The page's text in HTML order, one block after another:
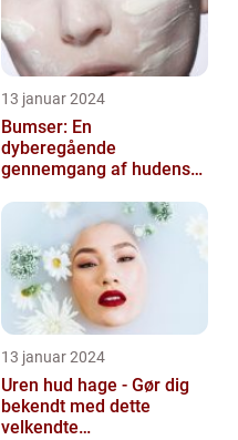
13 januar 2024
Bumser: En
dyberegående
gennemgang af hudens
13 januar 2024
Uren hud hage - Gør dig
bekendt med dette
velkendte